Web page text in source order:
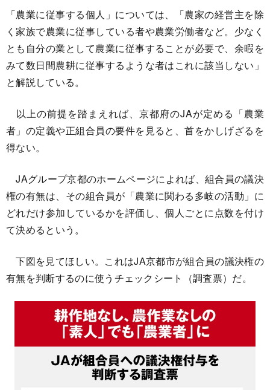
「農業に従事する個人」については、「農家の経営主を除
く家族で農業に従事している者や農業労働者など。少なく
とも自分の業として農業に従事することが必要で、余暇を
みて数日間農耕に従事するような者はこれに該当しない」
と解説している。
以上の前提を踏まえれば、京都府のJAが定める「農業
者」の定義や正組合員の要件を見ると、首をかしげざるを
得ない。
JAグループ京都のホームページによれば、組合員の議決
権の有無は、その組合員が「農業に関わる多岐の活動」に
どれだけ参加しているかを評価し、個人ごとに点数を付け
て決めるという。
下図を見てほしい。これはJA京都市が組合員の議決権の
有無を判断するのに使うチェックシート（調査票）だ。